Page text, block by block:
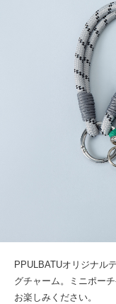
PPULBATUオリジナル
グチャーム。ミニポー
お楽しみください。